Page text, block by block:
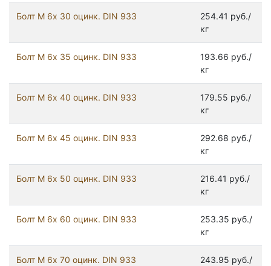
Болт М 6х 30 оцинк. DIN 933
254.41 руб./
кг
Болт М 6х 35 оцинк. DIN 933
193.66 руб./
кг
Болт М 6х 40 оцинк. DIN 933
179.55 руб./
кг
Болт М 6х 45 оцинк. DIN 933
292.68 руб./
кг
Болт М 6х 50 оцинк. DIN 933
216.41 руб./
кг
Болт М 6х 60 оцинк. DIN 933
253.35 руб./
кг
Болт М 6х 70 оцинк. DIN 933
243.95 руб./